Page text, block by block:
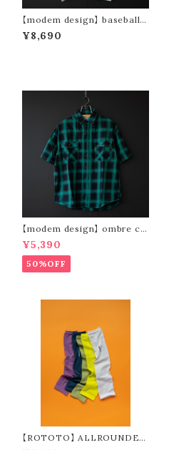
【modem design】 baseball t
ee (white × red)
¥8,690
【modem design】 ombre ch
eck wide s/s shirts (green)
¥5,390
50%OFF
【ROTOTO】 ALLROUNDER